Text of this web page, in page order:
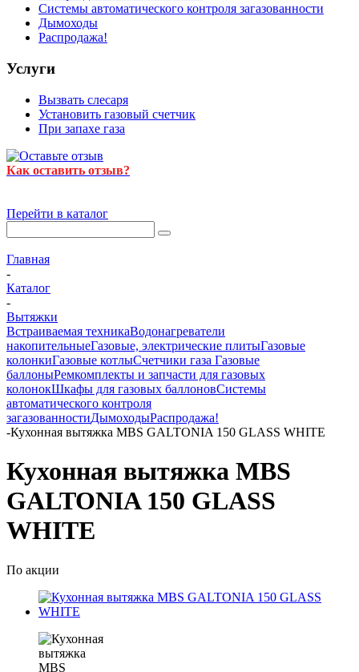
Системы автоматического контроля загазованности
Дымоходы
Распродажа!
Услуги
Вызвать слесаря
Установить газовый счетчик
При запахе газа
Как оставить отзыв?
Перейти в каталог
Главная
-
Каталог
-
Вытяжки
Встраиваемая техникаВодонагреватели
накопительныеГазовые, электрические плитыГазовые
колонкиГазовые котлыСчетчики газа Газовые
баллоныРемкомплекты и запчасти для газовых
колонокШкафы для газовых баллоновСистемы
автоматического контроля
загазованностиДымоходыРаспродажа!
-Кухонная вытяжка MBS GALTONIA 150 GLASS WHITE
Кухонная вытяжка MBS
GALTONIA 150 GLASS
WHITE
По акции